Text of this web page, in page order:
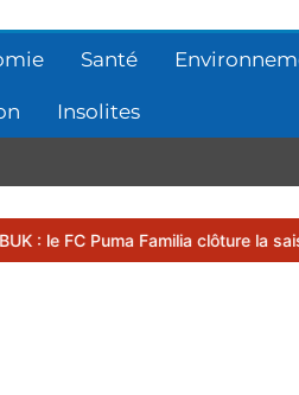
Santé
Insolites
Familia clôture la saison 2025-